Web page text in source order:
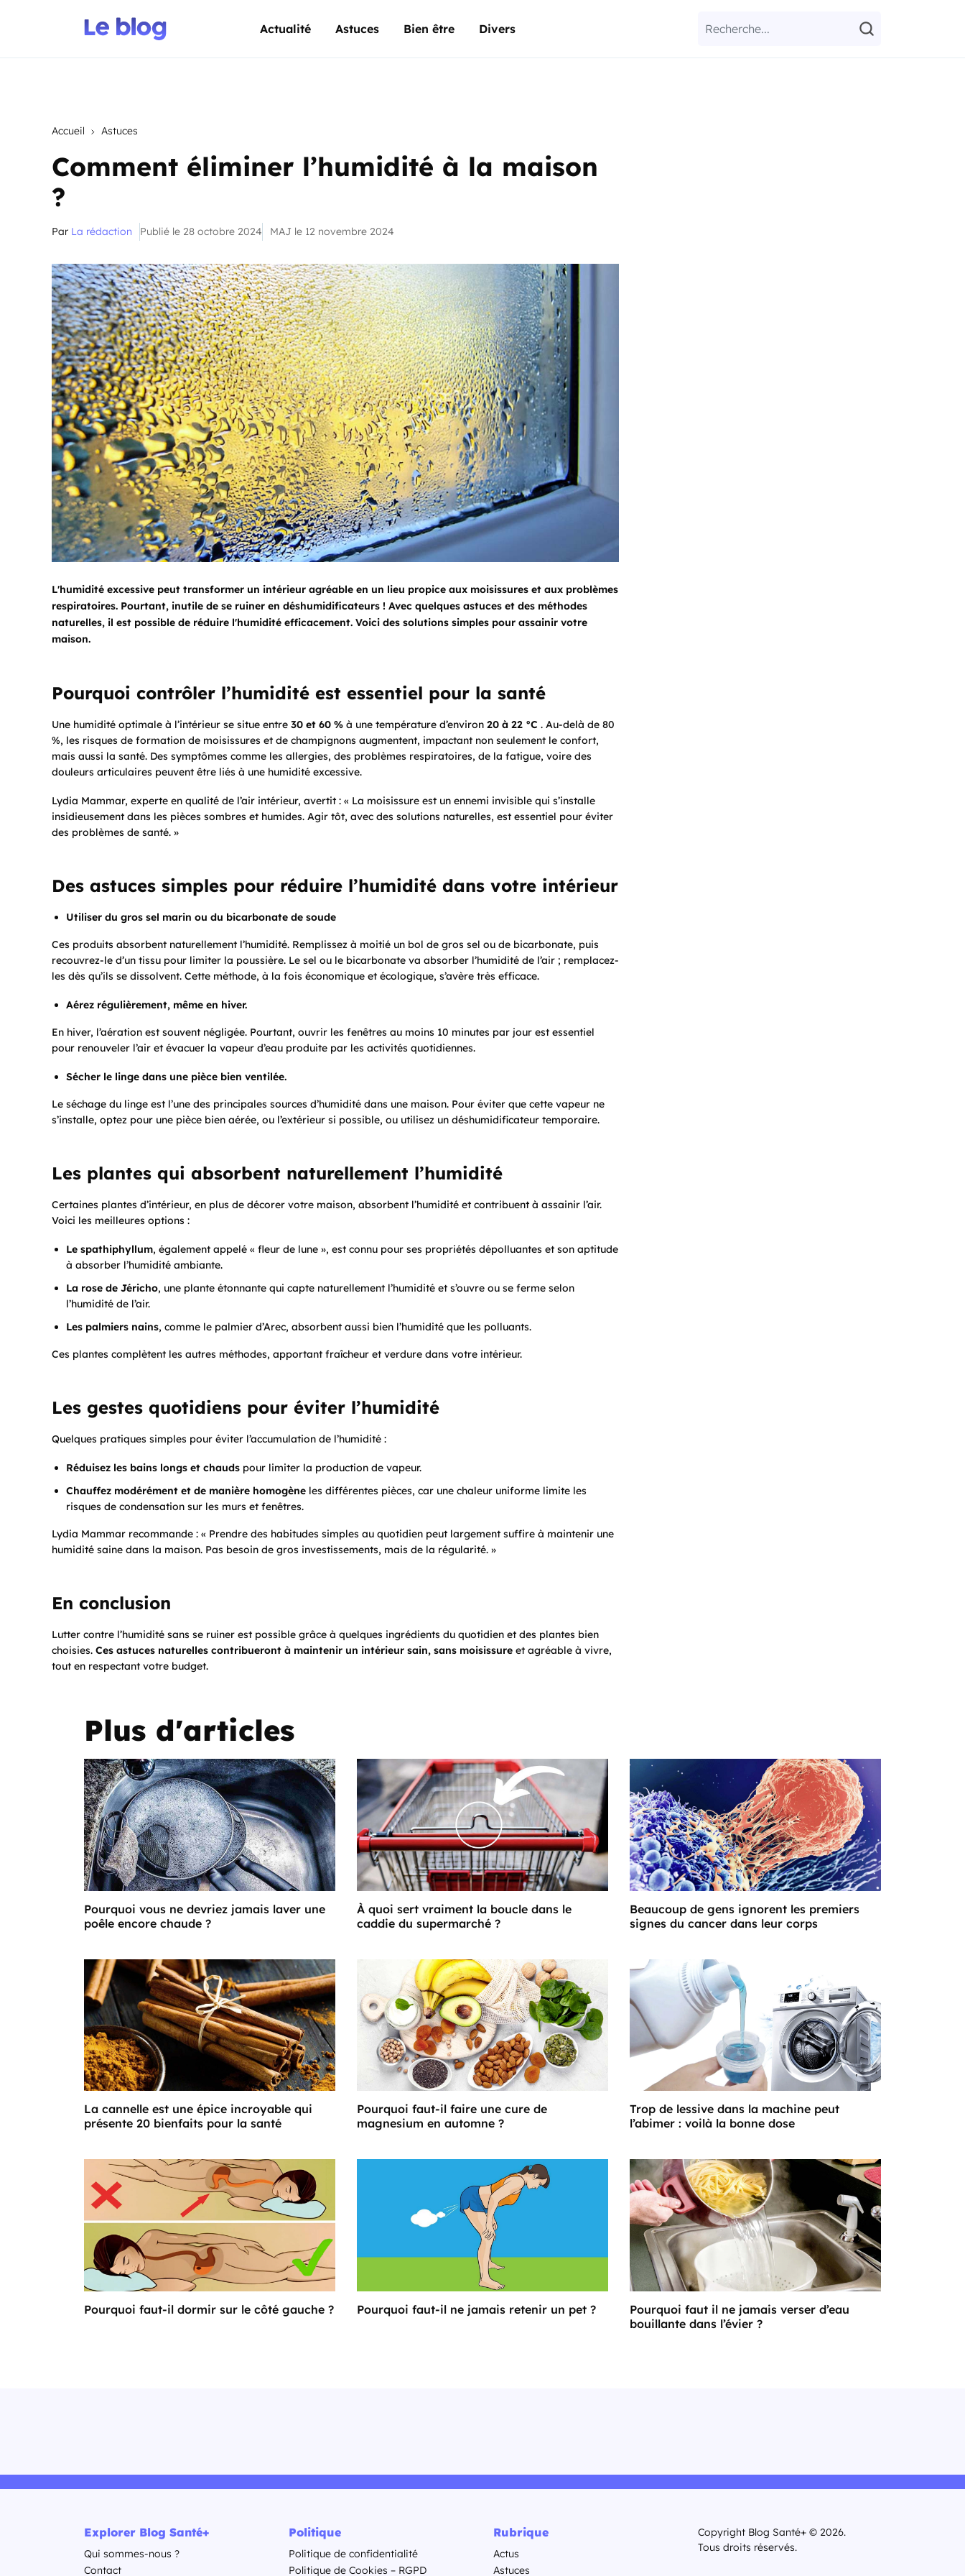
Actualité Astuces Bien être Divers
Accueil Astuces
Comment éliminer l’humidité à la maison
?
Par La rédaction Publié le 28 octobre 2024 MAJ le 12 novembre 2024
L'humidité excessive peut transformer un intérieur agréable en un lieu propice aux moisissures et aux problèmes
respiratoires. Pourtant, inutile de se ruiner en déshumidificateurs ! Avec quelques astuces et des méthodes
naturelles, il est possible de réduire l'humidité efficacement. Voici des solutions simples pour assainir votre
maison.
Pourquoi contrôler l’humidité est essentiel pour la santé
Une humidité optimale à l’intérieur se situe entre 30 et 60 % à une température d’environ 20 à 22 °C . Au-delà de 80
%, les risques de formation de moisissures et de champignons augmentent, impactant non seulement le confort,
mais aussi la santé. Des symptômes comme les allergies, des problèmes respiratoires, de la fatigue, voire des
douleurs articulaires peuvent être liés à une humidité excessive.
Lydia Mammar, experte en qualité de l’air intérieur, avertit : « La moisissure est un ennemi invisible qui s’installe
insidieusement dans les pièces sombres et humides. Agir tôt, avec des solutions naturelles, est essentiel pour éviter
des problèmes de santé. »
Des astuces simples pour réduire l’humidité dans votre intérieur
Utiliser du gros sel marin ou du bicarbonate de soude
Ces produits absorbent naturellement l’humidité. Remplissez à moitié un bol de gros sel ou de bicarbonate, puis
recouvrez-le d’un tissu pour limiter la poussière. Le sel ou le bicarbonate va absorber l’humidité de l’air ; remplacez-
les dès qu’ils se dissolvent. Cette méthode, à la fois économique et écologique, s’avère très efficace.
Aérez régulièrement, même en hiver.
En hiver, l’aération est souvent négligée. Pourtant, ouvrir les fenêtres au moins 10 minutes par jour est essentiel
pour renouveler l’air et évacuer la vapeur d’eau produite par les activités quotidiennes.
Sécher le linge dans une pièce bien ventilée.
Le séchage du linge est l’une des principales sources d’humidité dans une maison. Pour éviter que cette vapeur ne
s’installe, optez pour une pièce bien aérée, ou l’extérieur si possible, ou utilisez un déshumidificateur temporaire.
Les plantes qui absorbent naturellement l’humidité
Certaines plantes d’intérieur, en plus de décorer votre maison, absorbent l’humidité et contribuent à assainir l’air.
Voici les meilleures options :
Le spathiphyllum, également appelé « fleur de lune », est connu pour ses propriétés dépolluantes et son aptitude
à absorber l’humidité ambiante.
La rose de Jéricho, une plante étonnante qui capte naturellement l’humidité et s’ouvre ou se ferme selon
l’humidité de l’air.
Les palmiers nains, comme le palmier d’Arec, absorbent aussi bien l’humidité que les polluants.
Ces plantes complètent les autres méthodes, apportant fraîcheur et verdure dans votre intérieur.
Les gestes quotidiens pour éviter l’humidité
Quelques pratiques simples pour éviter l’accumulation de l’humidité :
Réduisez les bains longs et chauds pour limiter la production de vapeur.
Chauffez modérément et de manière homogène les différentes pièces, car une chaleur uniforme limite les
risques de condensation sur les murs et fenêtres.
Lydia Mammar recommande : « Prendre des habitudes simples au quotidien peut largement suffire à maintenir une
humidité saine dans la maison. Pas besoin de gros investissements, mais de la régularité. »
En conclusion
Lutter contre l’humidité sans se ruiner est possible grâce à quelques ingrédients du quotidien et des plantes bien
choisies. Ces astuces naturelles contribueront à maintenir un intérieur sain, sans moisissure et agréable à vivre,
tout en respectant votre budget.
Plus d'articles
Pourquoi vous ne devriez jamais laver une
poêle encore chaude ?
À quoi sert vraiment la boucle dans le
caddie du supermarché ?
Beaucoup de gens ignorent les premiers
signes du cancer dans leur corps
La cannelle est une épice incroyable qui
présente 20 bienfaits pour la santé
Pourquoi faut-il faire une cure de
magnesium en automne ?
Trop de lessive dans la machine peut
l’abimer : voilà la bonne dose
Pourquoi faut-il dormir sur le côté gauche ? Pourquoi faut-il ne jamais retenir un pet ?
Pourquoi faut il ne jamais verser d’eau
bouillante dans l’évier ?
Explorer Blog Santé+
Qui sommes-nous ?
Contact
Politique
Politique de confidentialité
Politique de Cookies – RGPD
Rubrique
Actus
Astuces
Copyright Blog Santé+ © 2026.
Tous droits réservés.